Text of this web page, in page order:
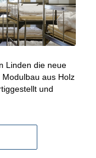
Linden die neue
aus Holz
und